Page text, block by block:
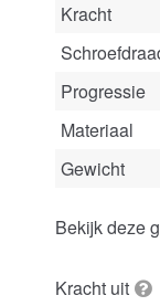
Kracht
Progressie
Materiaal
Gewicht
Bekijk deze
Kracht uit